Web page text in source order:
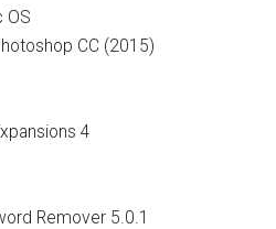
OS
СС (2015)
4
Remover 5.0.1